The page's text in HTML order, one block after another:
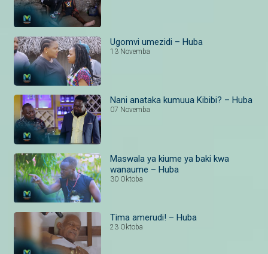
Ugomvi umezidi – Huba
13 Novemba
Nani anataka kumuua Kibibi? – Huba
07 Novemba
Maswala ya kiume ya baki kwa
wanaume – Huba
30 Oktoba
Tima amerudi! – Huba
23 Oktoba